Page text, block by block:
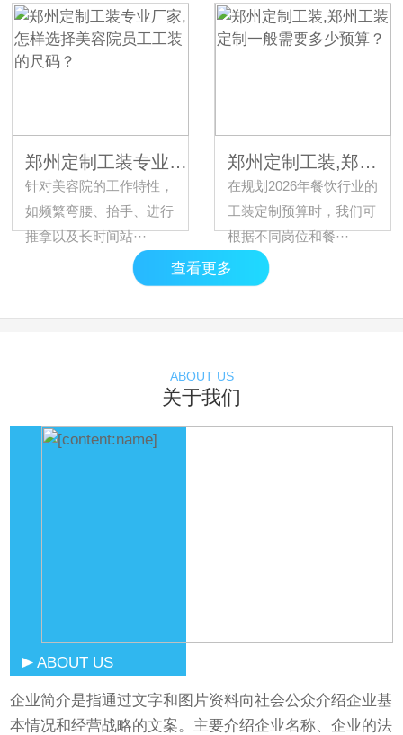
郑州定制工装专业厂家,怎样选择美容院员工工装的尺码？
针对美容院的工作特性，
如频繁弯腰、抬手、进行
推拿以及长时间站···
郑州定制工装,郑州工装定制一般需要多少预算？
在规划2026年餐饮行业的
工装定制预算时，我们可
根据不同岗位和餐···
查看更多
ABOUT US
关于我们
ABOUT US
企业简介是指通过文字和图片资料向社会公众介绍企业基
本情况和经营战略的文案。主要介绍企业名称、企业的法